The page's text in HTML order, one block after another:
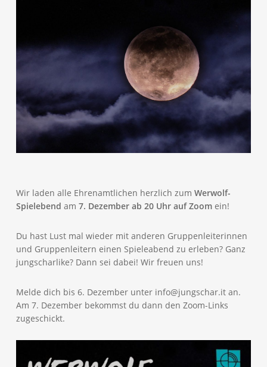
Wir laden alle Ehrenamtlichen herzlich zum Werwolf-
Spielebend am 7. Dezember ab 20 Uhr auf Zoomein!
Du hast Lust mal wieder mit anderen Gruppenleiterinnen
und Gruppenleitern einen Spieleabend zu erleben? Ganz
jungscharlike? Dann sei dabei! Wir freuen uns!
Melde dich bis 6. Dezember unter info@jungschar.it an.
Am 7. Dezember bekommst du dann den Zoom-Links
zugeschickt.